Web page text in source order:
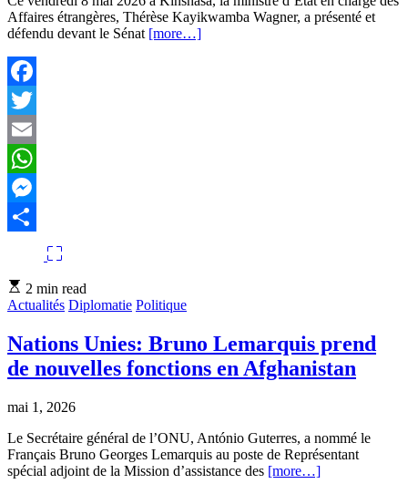
Affaires étrangères, Thérèse Kayikwamba Wagner, a présenté et
défendu devant le Sénat [more…]
Facebook
Twitter
Email
WhatsApp
Messenger
Partager
Estimated
read
2 min read
Actualités Diplomatie Politique
Nations Unies: Bruno Lemarquis prend
de nouvelles fonctions en Afghanistan
mai 1, 2026
Le Secrétaire général de l’ONU, António Guterres, a nommé le
Français Bruno Georges Lemarquis au poste de Représentant
spécial adjoint de la Mission d’assistance des [more…]